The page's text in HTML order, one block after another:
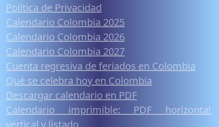
Política de Privacidad
Calendario Colombia 2025
Calendario Colombia 2026
Calendario Colombia 2027
Cuenta regresiva de feriados en Colombia
Qué se celebra hoy en Colombia
Descargar calendario en PDF
Calendario imprimible: PDF horizontal,
vertical y listado